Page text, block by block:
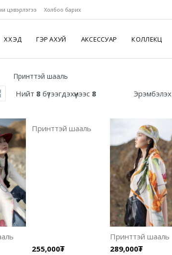
цэвэрлэгээ Холбоо барих
ХҮҮХЭД ГЭР АХУЙ АКСЕССУАР КОЛЛЕКЦ
Принттэй шааль
Нийт 8 бүтээгдэхүүнээс 8 Эрэмбэлэх
Принттэй шааль
255,000₮
Принттэй шааль
289,000₮